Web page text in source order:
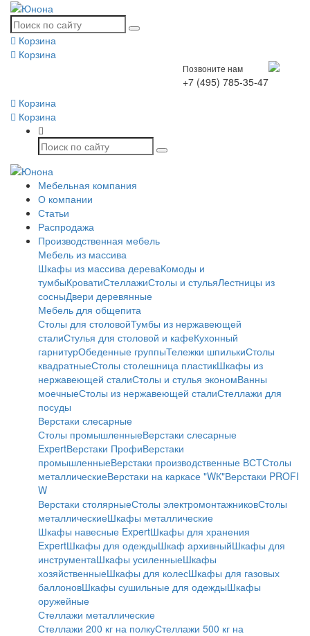
Корзина
Корзина
Позвоните нам
+7 (495) 785-35-47
Корзина
Корзина
Мебельная компания
О компании
Статьи
Распродажа
Производственная мебель
Мебель из массива
Шкафы из массива дереваКомоды и
тумбыКроватиСтеллажиСтолы и стульяЛестницы из
сосныДвери деревянные
Мебель для общепита
Столы для столовойТумбы из нержавеющей
сталиСтулья для столовой и кафеКухонный
гарнитурОбеденные группыТележки шпилькиСтолы
квадратныеСтолы столешница пластикШкафы из
нержавеющей сталиСтолы и стулья экономВанны
моечныеСтолы из нержавеющей сталиСтеллажи для
посуды
Верстаки слесарные
Столы промышленныеВерстаки слесарные
ExpertВерстаки ПрофиВерстаки
промышленныеВерстаки производственные ВСТСтолы
металлическиеВерстаки на каркасе "WК"Верстаки PROFI
W
Верстаки столярныеСтолы электромонтажниковСтолы
металлическиеШкафы металлические
Шкафы навесные ExpertШкафы для хранения
ExpertШкафы для одеждыШкаф архивныйШкафы для
инструментаШкафы усиленныеШкафы
хозяйственныеШкафы для колесШкафы для газовых
баллоновШкафы сушильные для одеждыШкафы
оружейные
Стеллажи металлические
Стеллажи 200 кг на полкуСтеллажи 500 кг на